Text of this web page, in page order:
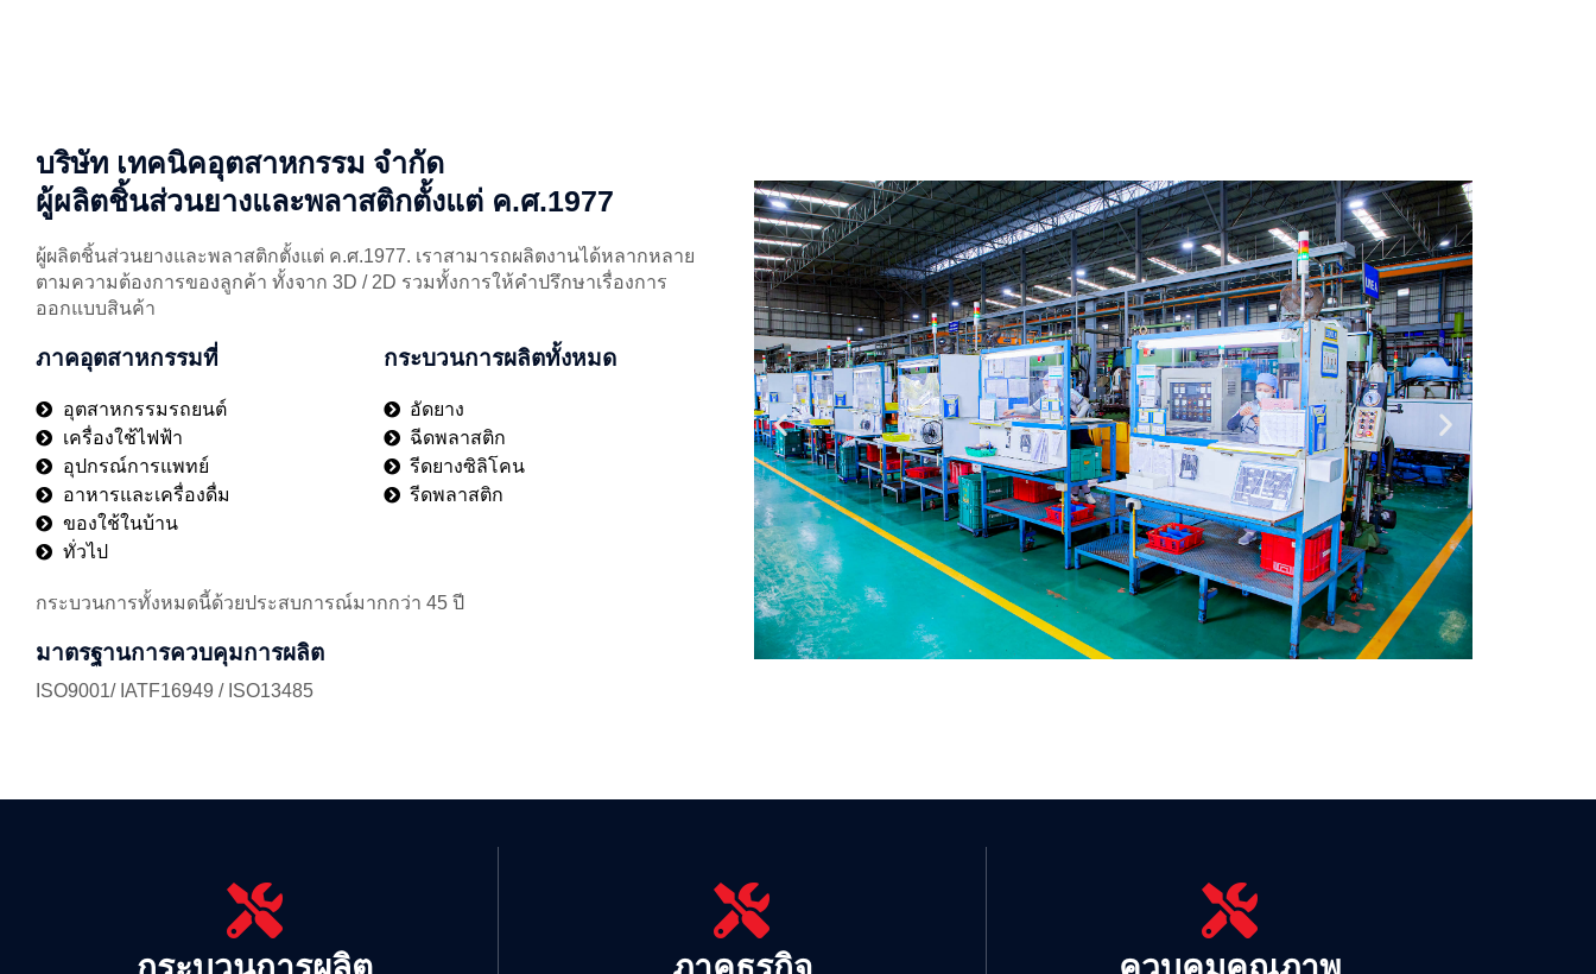
บริษัท เทคนิคอุตสาหกรรม จำกัด
ผู้ผลิตชิ้นส่วนยางและพลาสติกตั้งแต่ ค.ศ.1977
ผู้ผลิตชิ้นส่วนยางและพลาสติกตั้งแต่ ค.ศ.1977. เราสามารถผลิตงานได้หลากหลาย
ตามความต้องการของลูกค้า ทั้งจาก 3D / 2D รวมทั้งการให้คำปรึกษาเรื่องการ
ออกแบบสินค้า
ภาคอุตสาหกรรมที่
อุตสาหกรรมรถยนต์
เครื่องใช้ไฟฟ้า
อุปกรณ์การแพทย์
อาหารและเครื่องดื่ม
ของใช้ในบ้าน
ทั่วไป
กระบวนการผลิตทั้งหมด
อัดยาง
ฉีดพลาสติก
รีดยางซิลิโคน
รีดพลาสติก
กระบวนการทั้งหมดนี้ด้วยประสบการณ์มากกว่า 45 ปี
มาตรฐานการควบคุมการผลิต
ISO9001/ IATF16949 / ISO13485